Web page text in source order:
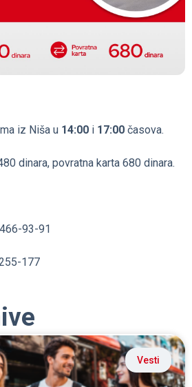
iz Niša u 14:00 i 17:00 časova.
dinara, povratna karta 680 dinara.
93-91
177
Vesti